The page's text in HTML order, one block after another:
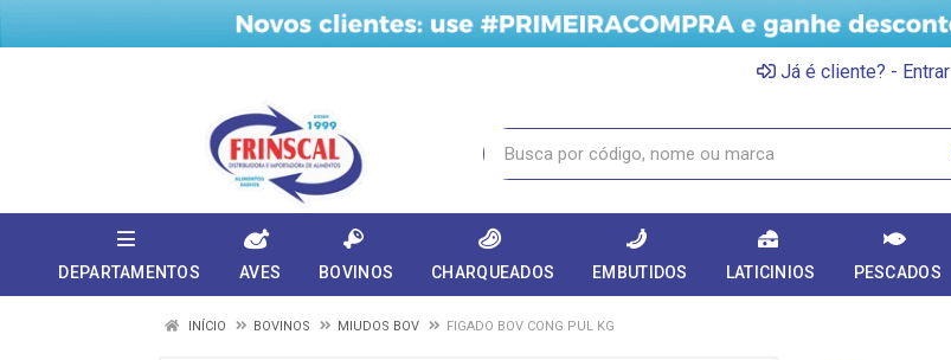
Já é cliente? - Entrar
DEPARTAMENTOS AVES BOVINOS CHARQUEADOS EMBUTIDOS LATICINIOS PESCADOS
INÍCIO BOVINOS MIUDOS BOV FIGADO BOV CONG PUL KG